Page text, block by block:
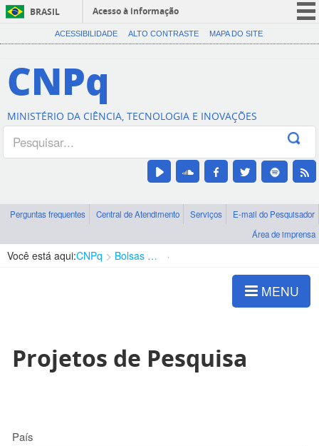
BRASIL
Acesso à informação
CORONAVÍRUS (COVID-19)
Canais
ACESSIBILIDADE ALTO CONTRASTE MAPA DO SITE
CNPq
MINISTÉRIO DA CIÊNCIA, TECNOLOGIA E INOVAÇÕES
Perguntas frequentes Central de Atendimento Serviços
E-mail do Pesquisador
Área de imprensa
Você está aqui:CNPq Bolsas e Auxílios Vigentes
MENU
Projetos de Pesquisa
País